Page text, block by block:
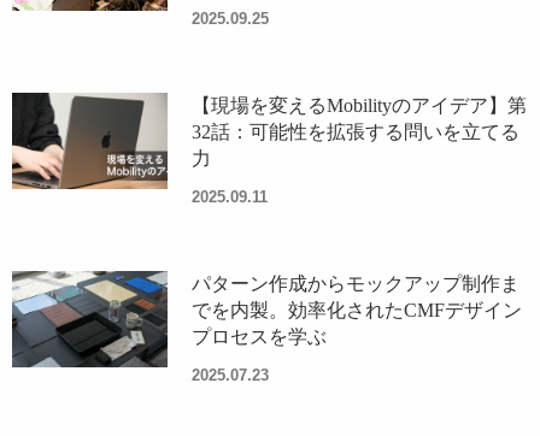
2025.09.25
【現場を変えるMobilityのアイデア】第
32話：可能性を拡張する問いを立てる
力
2025.09.11
パターン作成からモックアップ制作ま
でを内製。効率化されたCMFデザイン
プロセスを学ぶ
2025.07.23